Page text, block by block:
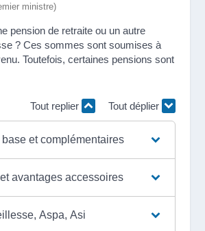
ministre)
pension de retraite ou un autre
? Ces sommes sont soumises à
Toutefois, certaines pensions sont
Tout replier Tout déplier
et complémentaires
avantages accessoires
Aspa, Asi